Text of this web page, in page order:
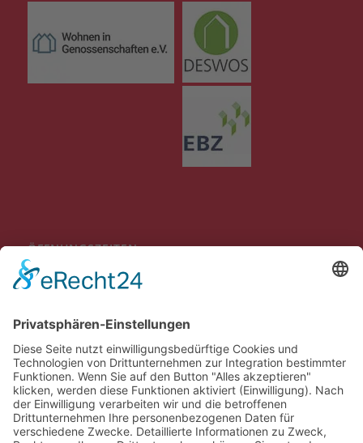
ÖFFNUNGSZEITEN
Mo-Do 09:00 bis 12:00 Uhr
13:30 bis 16:00 Uhr
Individuelle Terminvereinbarungen außerhalb der genannten
Öffnungszeiten sind möglich.
BEWERTUNGEN